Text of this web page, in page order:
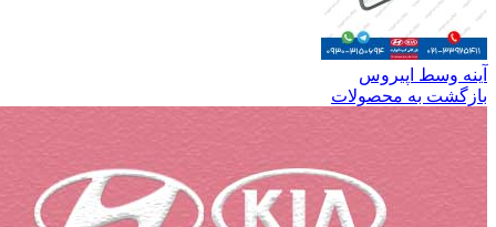
آینه وسط اپیروس
بازگشت به محصولات